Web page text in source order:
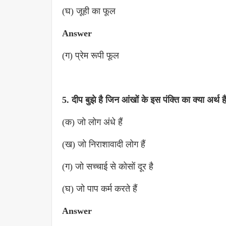
(घ) जूही का फूल
Answer
(ग) प्रेम रूपी फूल
5. दीप बुझे है जिन आंखों के इस पंक्ति का क्या अर्थ
(क) जो लोग अंधे हैं
(ख) जो निराशावादी लोग हैं
(ग) जो सच्चाई से कोसों दूर है
(घ) जो पाप कर्म करते हैं
Answer